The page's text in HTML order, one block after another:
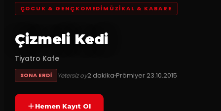
ÇOCUK & GENÇKOMEDIMÜZIKAL & KABARE
Çizmeli Kedi
Tiyatro Kafe
SONA ERDI Yetersiz oy2 dakikaPrömiyer 23.10.2015
Hemen Kayıt Ol